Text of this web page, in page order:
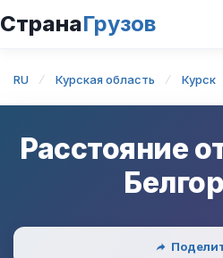
СтранаГрузов
RU Курская область Курск
Расстояние